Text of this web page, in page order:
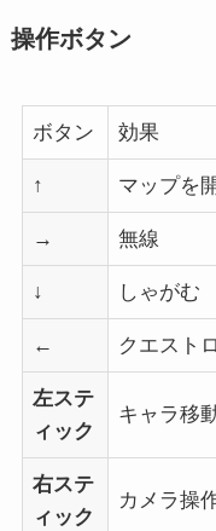
操作ボタン
ボタン 効果
↑ マップを
→ 無線
↓ しゃがむ
← クエスト
左ステ
ィック
キャラ移
右ステ
ィック
カメラ操